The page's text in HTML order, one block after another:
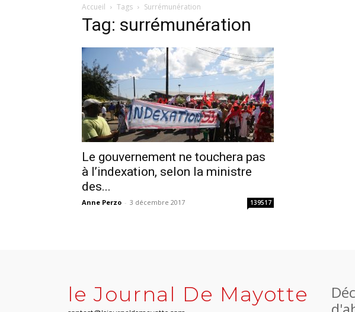
Accueil Tags Surrémunération
Tag: surrémunération
Le gouvernement ne touchera pas
à l’indexation, selon la ministre
des...
Anne Perzo - 3 décembre 2017 139517
le Journal De Mayotte